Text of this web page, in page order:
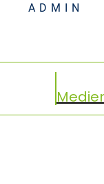
ADMIN